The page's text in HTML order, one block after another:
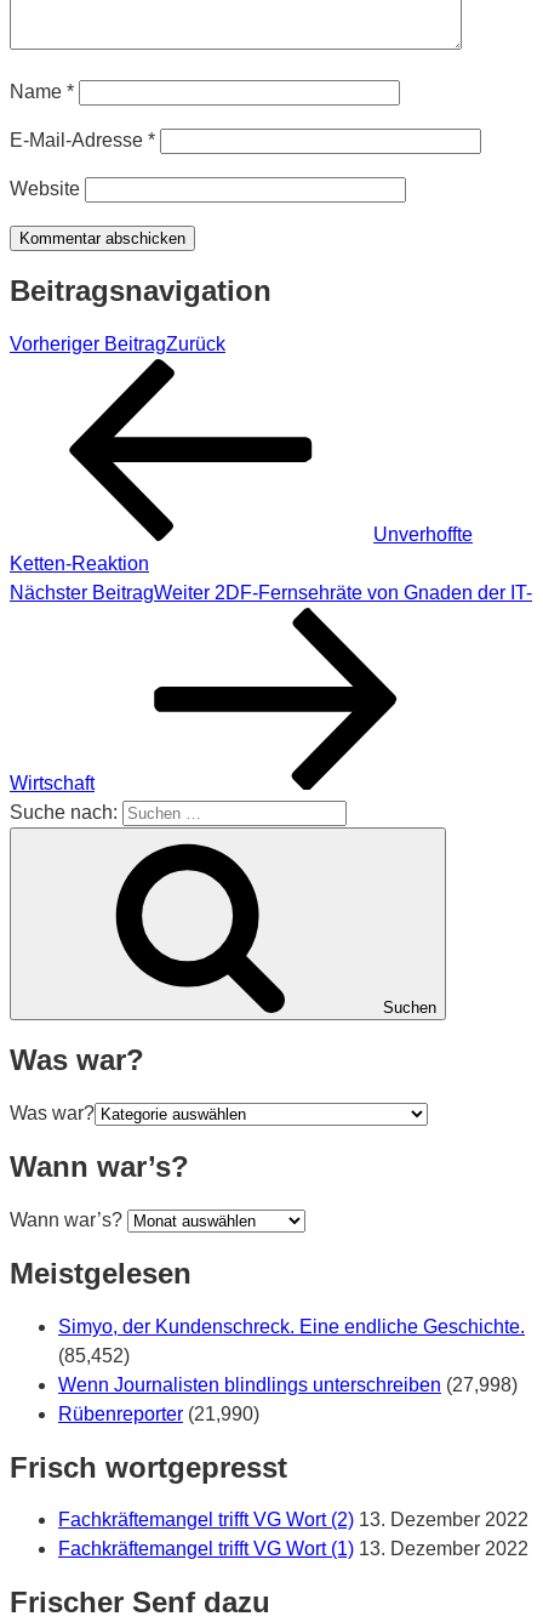
Name *
E-Mail-Adresse *
Website
Beitragsnavigation
Vorheriger BeitragZurück
Unverhoffte
Ketten-Reaktion
Nächster BeitragWeiter 2DF-Fernsehräte von Gnaden der IT-
Wirtschaft
Suche nach:
Suchen
Was war?
Was war?
Wann war’s?
Wann war’s?
Meistgelesen
Simyo, der Kundenschreck. Eine endliche Geschichte.
(85,452)
Wenn Journalisten blindlings unterschreiben (27,998)
Rübenreporter (21,990)
Frisch wortgepresst
Fachkräftemangel trifft VG Wort (2) 13. Dezember 2022
Fachkräftemangel trifft VG Wort (1) 13. Dezember 2022
Frischer Senf dazu